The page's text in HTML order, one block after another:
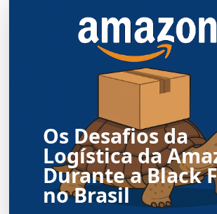
Os Desafios da
Logística da
Durante a Black
no Brasil